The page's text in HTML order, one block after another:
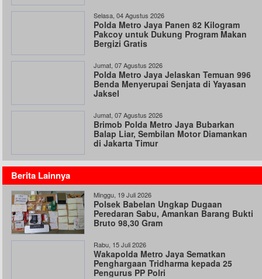
Selasa, 04 Agustus 2026
Polda Metro Jaya Panen 82 Kilogram
Pakcoy untuk Dukung Program Makan
Bergizi Gratis
Jumat, 07 Agustus 2026
Polda Metro Jaya Jelaskan Temuan 996
Benda Menyerupai Senjata di Yayasan
Jaksel
Jumat, 07 Agustus 2026
Brimob Polda Metro Jaya Bubarkan
Balap Liar, Sembilan Motor Diamankan
di Jakarta Timur
Berita Lainnya
Minggu, 19 Juli 2026
Polsek Babelan Ungkap Dugaan
Peredaran Sabu, Amankan Barang Bukti
Bruto 98,30 Gram
Rabu, 15 Juli 2026
Wakapolda Metro Jaya Sematkan
Penghargaan Tridharma kepada 25
Pengurus PP Polri